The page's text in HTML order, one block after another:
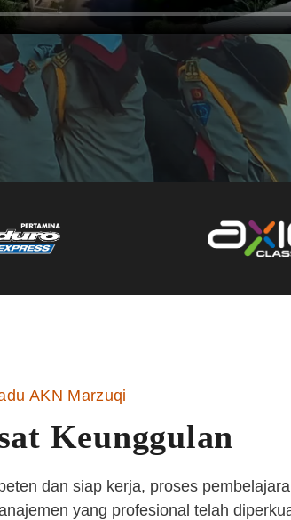
AKN Marzuqi
Keunggulan
dan siap kerja, proses
yang profesional telah